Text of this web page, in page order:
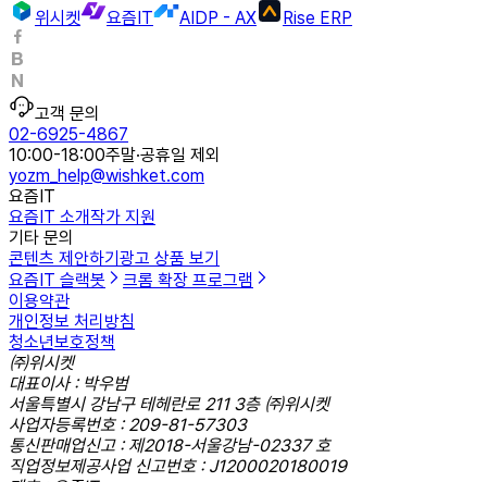
위시켓
요즘IT AIDP - AX Rise ERP
고객 문의
02-6925-4867
10:00-18:00주말·공휴일 제외
yozm_help@wishket.com
요즘IT
요즘IT 소개작가 지원
기타 문의
콘텐츠 제안하기 광고 상품 보기
요즘IT 슬랙봇
크롬 확장 프로그램
이용약관
개인정보 처리방침
청소년보호정책
㈜위시켓
대표이사 : 박우범
서울특별시 강남구 테헤란로 211 3층 ㈜위시켓
사업자등록번호 : 209-81-57303
통신판매업신고 : 제2018-서울강남-02337 호
직업정보제공사업 신고번호 : J1200020180019